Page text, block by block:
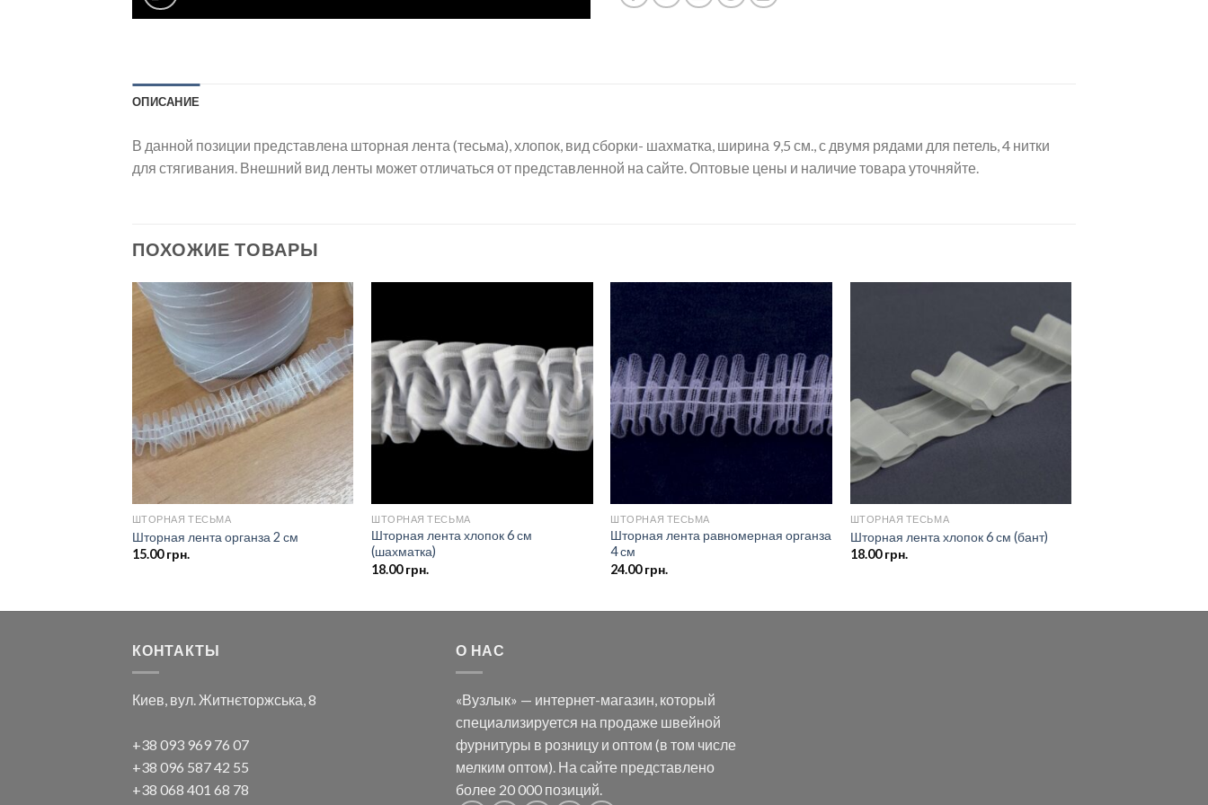
ОПИСАНИЕ
В данной позиции представлена шторная лента (тесьма), хлопок, вид сборки- шахматка, ширина 9,5 см., с двумя рядами для петель, 4 нитки
для стягивания. Внешний вид ленты может отличаться от представленной на сайте. Оптовые цены и наличие товара уточняйте.
ПОХОЖИЕ ТОВАРЫ
Добавить
в список
желаний
ШТОРНАЯ ТЕСЬМА
Шторная лента органза 2 см
15.00грн.
в список
желаний
ШТОРНАЯ ТЕСЬМА
Шторная лента хлопок 6 см
(шахматка)
18.00грн.
желаний
ШТОРНАЯ ТЕСЬМА
Шторная лента равномерная органза
4 см
24.00грн.
Добавить
в список
желаний
ШТОРНАЯ ТЕСЬМА
Шторная лента хлопок 6 см (бант)
18.00грн.
КОНТАКТЫ
Киев, вул. Житнєторжська, 8
+38 093 969 76 07
+38 096 587 42 55
+38 068 401 68 78
О НАС
«Вузлык» — интернет-магазин, который
специализируется на продаже швейной
фурнитуры в розницу и оптом (в том числе
мелким оптом). На сайте представлено
более 20 000 позиций.